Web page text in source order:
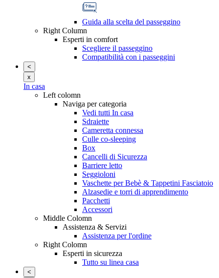
Guida alla scelta del passeggino
Right Column
Esperti in comfort
Scegliere il passeggino
Compatibilità con i passeggini
<
x
In casa
Left colomn
Naviga per categoria
Vedi tutti In casa
Sdraiette
Cameretta connessa
Culle co-sleeping
Box
Cancelli di Sicurezza
Barriere letto
Seggioloni
Vaschette per Bebè & Tappetini Fasciatoio
Alzasedie e torri di apprendimento
Pacchetti
Accessori
Middle Colomn
Assistenza & Servizi
Assistenza per l'ordine
Right Colomn
Esperti in sicurezza
Tutto su linea casa
<